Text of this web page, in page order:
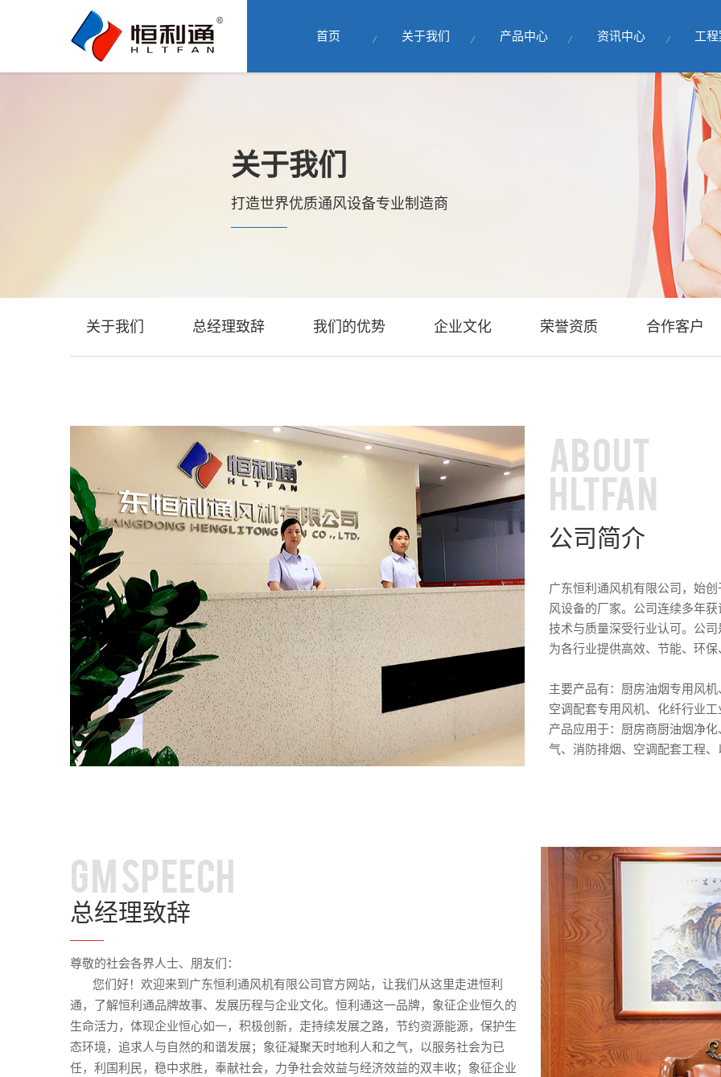
首页 关于我们 产品中心 资讯中心 工
我
我
关于我们
打造世界优质通风设备专业制造商
关于我们 总经理致辞 我们的优势 企业文化 荣誉资质 合作客户
ABOUT
HLTFAN
公司简介
广东恒利通风机有限公司，始
风设备的厂家。公司连续多年
技术与质量深受行业认可。公
为各行业提供高效、节能、环
主要产品有：厨房油烟专用风
空调配套专用风机、化纤行业
产品应用于：厨房商厨油烟净
气、消防排烟、空调配套工程
GM SPEECH
总经理致辞
尊敬的社会各界人士、朋友们：
您们好！欢迎来到广东恒利通风机有限公司官方网站，让我们从这里走进恒利
通，了解恒利通品牌故事、发展历程与企业文化。恒利通这一品牌，象征企业恒久的
生命活力，体现企业恒心如一，积极创新，走持续发展之路，节约资源能源，保护生
态环境，追求人与自然的和谐发展；象征凝聚天时地利人和之气，以服务社会为已
任，利国利民，稳中求胜，奉献社会，力争社会效益与经济效益的双丰收；象征企业